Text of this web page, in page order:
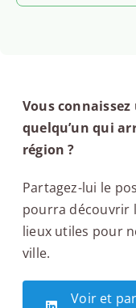
Vous
quelqu’un qui
région ?
Partagez-lui le
pourra découvrir
lieux utiles pour
ville.
Voir et